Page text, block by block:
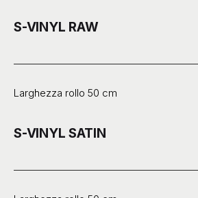
S-VINYL RAW
Larghezza rollo 50 cm
S-VINYL SATIN